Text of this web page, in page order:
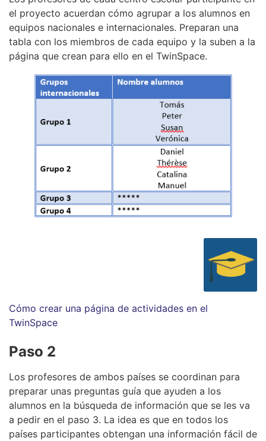
el proyecto acuerdan cómo agrupar a los alumnos en
equipos nacionales e internacionales. Preparan una
tabla con los miembros de cada equipo y la suben a la
página que crean para ello en el TwinSpace.
Cómo crear una página de actividades en el
TwinSpace
Paso 2
Los profesores de ambos países se coordinan para
preparar unas preguntas guía que ayuden a los
alumnos en la búsqueda de información que se les va
a pedir en el paso 3. La idea es que en todos los
países participantes obtengan una información fácil de